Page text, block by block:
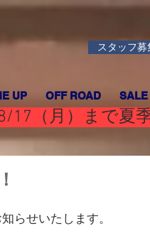
スタッフ募
UP OFF ROAD SALE
17（月）まで夏
らせいたします。